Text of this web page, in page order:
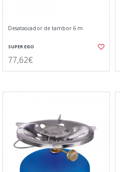
Desatascador de tambor 6 m
SUPER EGO
77,62€